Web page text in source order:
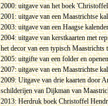
2000: uitgave van het boek
2001: uitgave van een Maastrichtse
2003: uitgave van een Haagse
2004: uitgave van kerstkaarten met
het decor van een typisch
2005: uitgifte van een folder en
2007: uitgave van een Maastrichtse
2009: Uitgave van drie kaarten door
schilderijen van Dijkman van
2013: Herdruk boek Christoffel